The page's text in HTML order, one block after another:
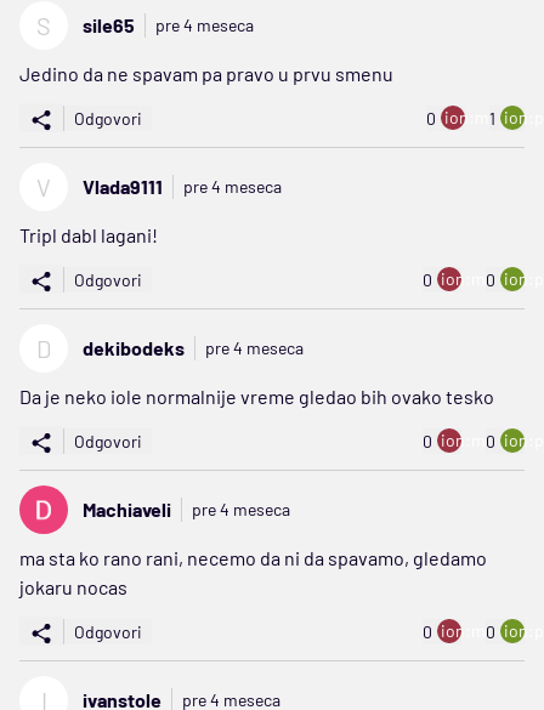
S sile65 pre 4 meseca
Jedino da ne spavam pa pravo u prvu smenu
Odgovori 0 ion:minus
1
V Vlada9111 pre 4 meseca
Tripl dabl lagani!
Odgovori 0 ion:minus
0
D dekibodeks pre 4 meseca
Da je neko iole normalnije vreme gledao bih ovako tesko
Odgovori 0 ion:minus
0
Machiaveli pre 4 meseca
ma sta ko rano rani, necemo da ni da spavamo, gledamo
jokaru nocas
Odgovori 0 ion:minus
0
I ivanstole pre 4 meseca